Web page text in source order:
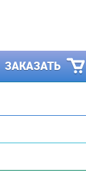
ЗАКАЗАТЬ